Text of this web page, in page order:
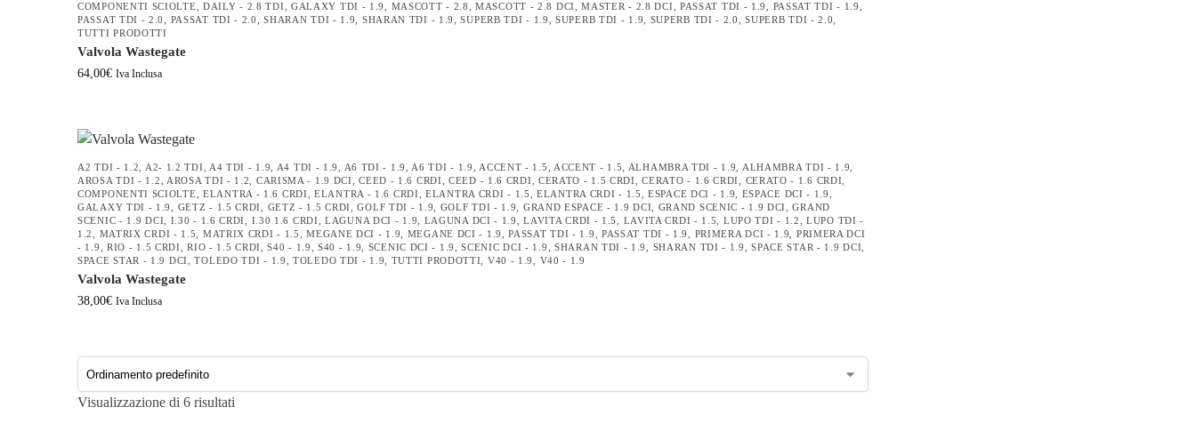
COMPONENTI SCIOLTE,DAILY - 2.8 TDI, GALAXY TDI - 1.9, MASCOTT - 2.8,MASCOTT - 2.8 DCI,MASTER - 2.8 DCI, PASSAT TDI - 1.9, PASSAT TDI - 1.9,
PASSAT TDI - 2.0, PASSAT TDI - 2.0,SHARAN TDI - 1.9, SHARAN TDI - 1.9,SUPERB TDI - 1.9,SUPERB TDI - 1.9, SUPERB TDI - 2.0,SUPERB TDI - 2.0,
TUTTI PRODOTTI
Valvola Wastegate
64,00€ Iva Inclusa
A2 TDI - 1.2, A2- 1.2 TDI, A4 TDI - 1.9, A4 TDI - 1.9, A6 TDI - 1.9,A6 TDI - 1.9,ACCENT - 1.5, ACCENT - 1.5, ALHAMBRA TDI - 1.9, ALHAMBRA TDI - 1.9,
AROSA TDI - 1.2, AROSA TDI - 1.2, CARISMA - 1.9 DCI,CEED - 1.6 CRDI,CEED - 1.6 CRDI, CERATO - 1.5 CRDI,CERATO - 1.6 CRDI, CERATO - 1.6 CRDI,
COMPONENTI SCIOLTE,ELANTRA - 1.6 CRDI,ELANTRA - 1.6 CRDI,ELANTRA CRDI - 1.5,ELANTRA CRDI - 1.5,ESPACE DCI - 1.9, ESPACE DCI - 1.9,
GALAXY TDI - 1.9, GETZ - 1.5 CRDI, GETZ - 1.5 CRDI,GOLF TDI - 1.9, GOLF TDI - 1.9, GRAND ESPACE - 1.9 DCI, GRAND SCENIC - 1.9 DCI,GRAND
SCENIC - 1.9 DCI, I.30 - 1.6 CRDI, I.30 1.6 CRDI,LAGUNA DCI - 1.9, LAGUNA DCI - 1.9,LAVITA CRDI - 1.5, LAVITA CRDI - 1.5, LUPO TDI - 1.2,LUPO TDI -
1.2, MATRIX CRDI - 1.5, MATRIX CRDI - 1.5,MEGANE DCI - 1.9, MEGANE DCI - 1.9,PASSAT TDI - 1.9, PASSAT TDI - 1.9, PRIMERA DCI - 1.9, PRIMERA DCI
- 1.9, RIO - 1.5 CRDI,RIO - 1.5 CRDI,S40 - 1.9,S40 - 1.9, SCENIC DCI - 1.9,SCENIC DCI - 1.9, SHARAN TDI - 1.9, SHARAN TDI - 1.9,SPACE STAR - 1.9 DCI,
SPACE STAR - 1.9 DCI,TOLEDO TDI - 1.9,TOLEDO TDI - 1.9, TUTTI PRODOTTI, V40 - 1.9, V40 - 1.9
Valvola Wastegate
38,00€ Iva Inclusa
Visualizzazione di 6 risultati